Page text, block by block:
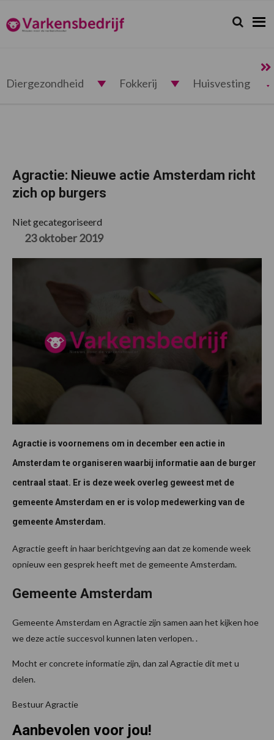
de
hoofdnavigatie
de
hoofd
de
eerste
de
voettekst
Varkensbedrijf.nl Zoeken...
Zoek
Diergezondheid Fokkerij Huisvesting
Agractie: Nieuwe actie Amsterdam richt
zich op burgers
Niet gecategoriseerd
23 oktober 2019
Agractie is voornemens om in december een actie in
Amsterdam te organiseren waarbij informatie aan de burger
centraal staat. Er is deze week overleg geweest met de
gemeente Amsterdam en er is volop medewerking van de
gemeente Amsterdam.
Agractie geeft in haar berichtgeving aan dat ze komende week
opnieuw een gesprek heeft met de gemeente Amsterdam.
Gemeente Amsterdam
Gemeente Amsterdam en Agractie zijn samen aan het kijken hoe
we deze actie succesvol kunnen laten verlopen. .
Mocht er concrete informatie zijn, dan zal Agractie dit met u
delen.
Bestuur Agractie
Aanbevolen voor jou!